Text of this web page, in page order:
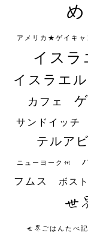
め
アメリカ★ゲイキャ
イスラ
イスラエ
カフェ
サンドイッチ
テルア
ニューヨーク州
フムス ボス
世
世界ごはんたべ